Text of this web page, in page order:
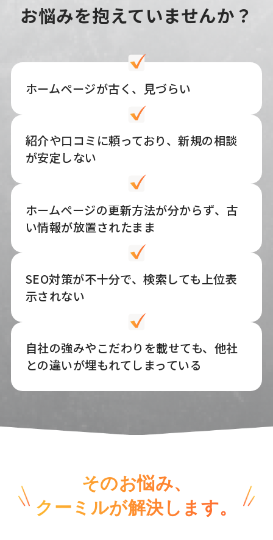
お悩みを抱えていませんか？
ホームページが古く、見づらい
紹介や口コミに頼っており、新規の相談
が安定しない
ホームページの更新方法が分からず、古
い情報が放置されたまま
SEO対策が不十分で、検索しても上位表
示されない
自社の強みやこだわりを載せても、他社
との違いが埋もれてしまっている
そのお悩み、
クーミルが解決します。